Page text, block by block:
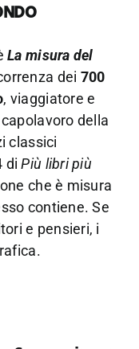
La misura del
dei 700
, viaggiatore e
della
classici
diPiù libri più
che è misura
contiene. Se
e pensieri, i